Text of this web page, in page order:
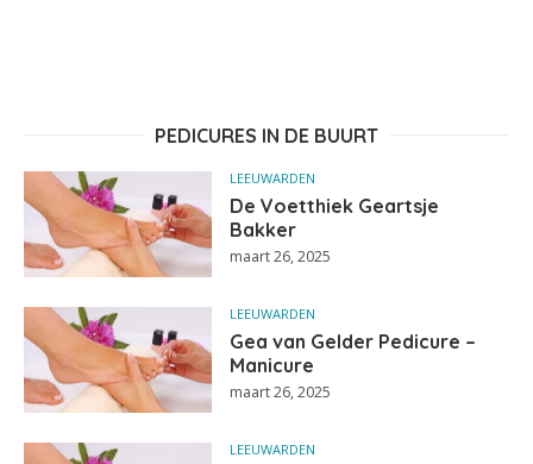
PEDICURES IN DE BUURT
LEEUWARDEN
De Voetthiek Geartsje
Bakker
maart 26, 2025
LEEUWARDEN
Gea van Gelder Pedicure –
Manicure
maart 26, 2025
LEEUWARDEN